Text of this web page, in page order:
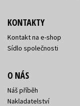
KONTAKTY
Kontakt na e-shop
Sídlo společnosti
O NÁS
Náš příběh
Nakladatelství